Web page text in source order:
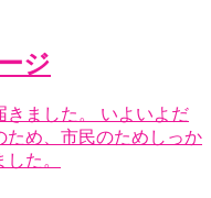
ジ
きました。 いよいよだ
ため、市民のためしっか
た。